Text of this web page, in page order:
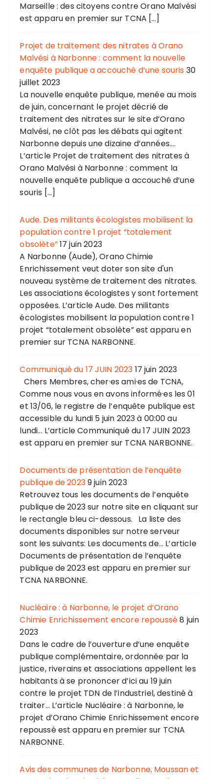
Marseille : des citoyens contre Orano Malvési
est apparu en premier sur TCNA […]
Projet de traitement des nitrates à Orano
Malvési à Narbonne : comment la nouvelle
enquête publique a accouché d’une souris 30
juillet 2023
La nouvelle enquête publique, menée au mois
de juin, concernant le projet décrié de
traitement des nitrates sur le site d’Orano
Malvési, ne clôt pas les débats qui agitent
Narbonne depuis une dizaine d’années....
L’article Projet de traitement des nitrates à
Orano Malvési à Narbonne : comment la
nouvelle enquête publique a accouché d’une
souris […]
Aude. Des militants écologistes mobilisent la
population contre 1 projet “totalement
obsolète”17 juin 2023
A Narbonne (Aude), Orano Chimie
Enrichissement veut doter son site d'un
nouveau système de traitement des nitrates.
Les associations écologistes y sont fortement
opposées. L’article Aude. Des militants
écologistes mobilisent la population contre 1
projet “totalement obsolète” est apparu en
premier sur TCNA NARBONNE.
Communiqué du 17 JUIN 2023 17 juin 2023
Chers Membres, cher·es ami·es de TCNA,
Comme nous vous en avons informé·es les 01
et 13/06, le registre de l’enquête publique est
accessible du lundi 5 juin 2023 à 00:00 au
lundi... L’article Communiqué du 17 JUIN 2023
est apparu en premier sur TCNA NARBONNE.
Documents de présentation de l’enquête
publique de 20239 juin 2023
Retrouvez tous les documents de l’enquête
publique de 2023 sur notre site en cliquant sur
le rectangle bleu ci-dessous. La liste des
documents disponibles sur notre serveur
sont les suivants: Les documents de... L’article
Documents de présentation de l’enquête
publique de 2023 est apparu en premier sur
TCNA NARBONNE.
Nucléaire : à Narbonne, le projet d’Orano
Chimie Enrichissement encore repoussé8 juin
2023
Dans le cadre de l’ouverture d’une enquête
publique complémentaire, ordonnée par la
justice, riverains et associations appellent les
habitants à se prononcer d’ici au 19 juin
contre le projet TDN de l’industriel, destiné à
traiter... L’article Nucléaire : à Narbonne, le
projet d’Orano Chimie Enrichissement encore
repoussé est apparu en premier sur TCNA
NARBONNE.
Avis des communes de Narbonne, Moussan et